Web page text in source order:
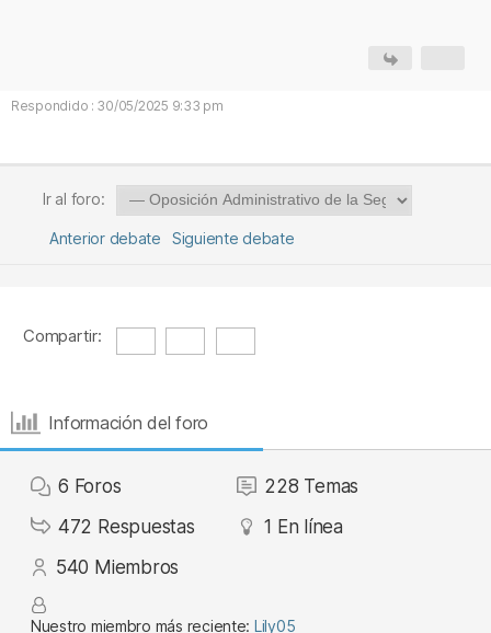
Respondido : 30/05/2025 9:33 pm
Ir al foro:
Anterior debate Siguiente debate
Compartir:
Información del foro
6 Foros 228 Temas
472 Respuestas 1 En línea
540 Miembros
Nuestro miembro más reciente: Lily05